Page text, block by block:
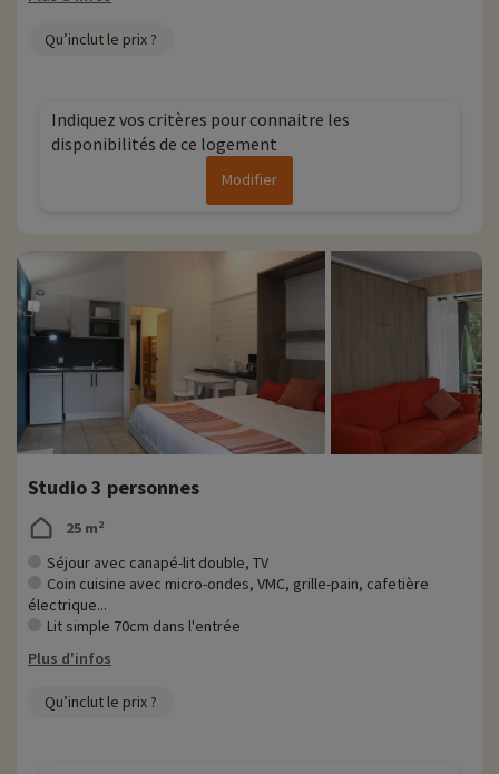
Qu’inclut le prix ?
Indiquez vos critères pour connaitre les
disponibilités de ce logement
Modifier
Studio 3 personnes
25 m²
Séjour avec canapé-lit double, TV
Coin cuisine avec micro-ondes, VMC, grille-pain, cafetière
électrique...
Lit simple 70cm dans l'entrée
Plus d'infos
Qu’inclut le prix ?